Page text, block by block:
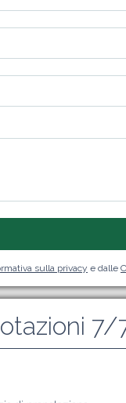
sulla privacy e dalle
7/